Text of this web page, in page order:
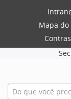
Mapa do